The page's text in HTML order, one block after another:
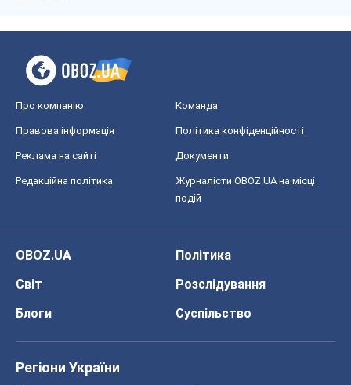
Про компанію Команда
Правова інформація Політика конфіденційності
Реклама на сайті Документи
Редакційна політика
Журналісти OBOZ.UA на місці
подій
OBOZ.UA
Політика
Світ
Розслідування
Блоги
Суспільство
Регіони України